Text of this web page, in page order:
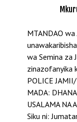
MTANDAO wa
wa Semina za
zinazofanyika
POLICE
MADA:
USALAMA NA
Siku ni: